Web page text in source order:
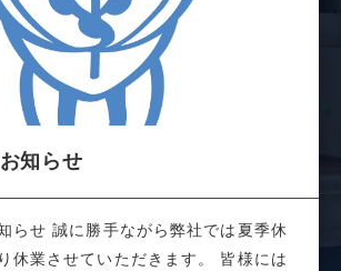
知らせ
らせ 誠に勝手ながら弊社では夏季休
休業させていただきます。 皆様には